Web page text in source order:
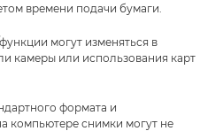
времени подачи бумаги.
могут изменяться в
камеры или использования карт
формата и
компьютере снимки могут не